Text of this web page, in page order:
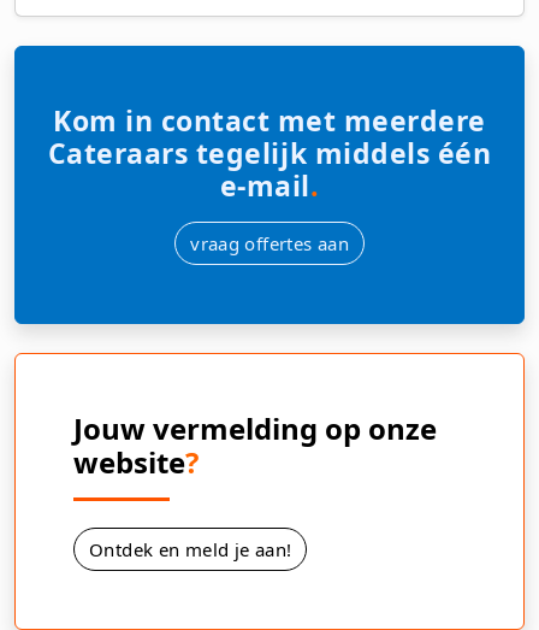
Kom in contact met meerdere
Cateraars tegelijk middels één
e-mail.
vraag offertes aan
Jouw vermelding op onze
website?
Ontdek en meld je aan!